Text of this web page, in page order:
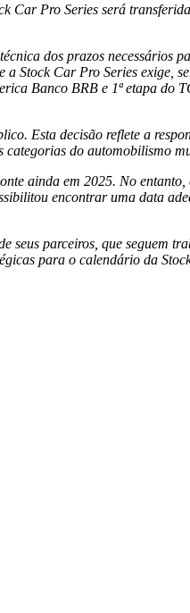
Car Pro Series será
dos prazos necessários
Stock Car Pro Series exige,
Banco BRB e 1ª etapa do
Esta decisão reflete a
categorias do automobilismo
ainda em 2025. No
encontrar uma data
parceiros, que seguem
para o calendário da